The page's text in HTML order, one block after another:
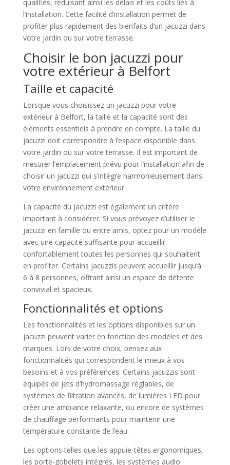
qualifiés, réduisant ainsi les délais et les coûts liés à
l’installation. Cette facilité d’installation permet de
profiter plus rapidement des bienfaits d’un jacuzzi dans
votre jardin ou sur votre terrasse.
Choisir le bon jacuzzi pour
votre extérieur à Belfort
Taille et capacité
Lorsque vous choisissez un jacuzzi pour votre
extérieur à Belfort, la taille et la capacité sont des
éléments essentiels à prendre en compte. La taille du
jacuzzi doit correspondre à l’espace disponible dans
votre jardin ou sur votre terrasse. Il est important de
mesurer l’emplacement prévu pour l’installation afin de
choisir un jacuzzi qui s’intègre harmonieusement dans
votre environnement extérieur.
La capacité du jacuzzi est également un critère
important à considérer. Si vous prévoyez d’utiliser le
jacuzzi en famille ou entre amis, optez pour un modèle
avec une capacité suffisante pour accueillir
confortablement toutes les personnes qui souhaitent
en profiter. Certains jacuzzis peuvent accueillir jusqu’à
6 à 8 personnes, offrant ainsi un espace de détente
convivial et spacieux.
Fonctionnalités et options
Les fonctionnalités et les options disponibles sur un
jacuzzi peuvent varier en fonction des modèles et des
marques. Lors de votre choix, pensez aux
fonctionnalités qui correspondent le mieux à vos
besoins et à vos préférences. Certains jacuzzis sont
équipés de jets d’hydromassage réglables, de
systèmes de filtration avancés, de lumières LED pour
créer une ambiance relaxante, ou encore de systèmes
de chauffage performants pour maintenir une
température constante de l’eau.
Les options telles que les appuie-têtes ergonomiques,
les porte-gobelets intégrés, les systèmes audio